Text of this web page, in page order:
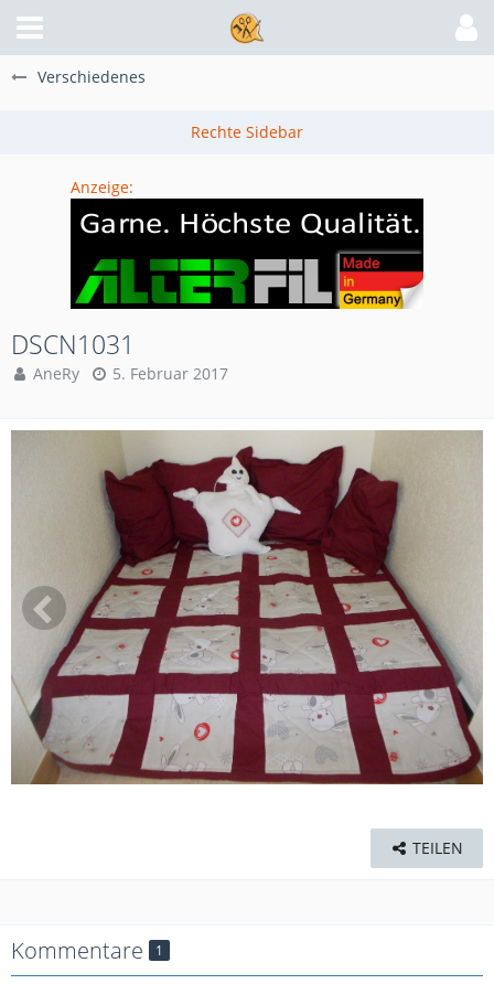
Verschiedenes
Anzeige:
DSCN1031
AneRy 5. Februar 2017
TEILEN
Kommentare 1